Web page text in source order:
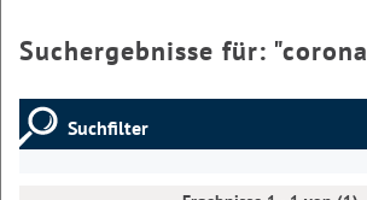
Suchergebnisse für: "corona
Suchfilter